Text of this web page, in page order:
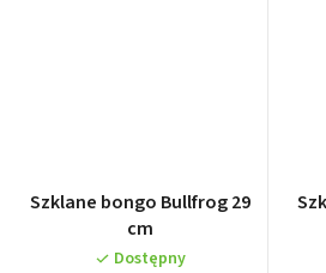
Szklane bongo Bullfrog 29
cm
Dostępny